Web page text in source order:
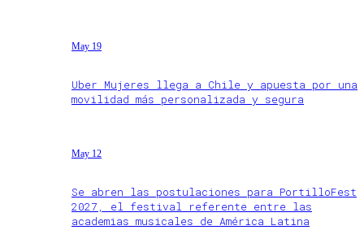
May 19
Uber Mujeres llega a Chile y apuesta por una
movilidad más personalizada y segura
May 12
Se abren las postulaciones para PortilloFest
2027, el festival referente entre las
academias musicales de América Latina